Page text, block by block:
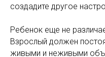
создадите другое
Ребенок еще не
Взрослый должен
живыми и неживыми